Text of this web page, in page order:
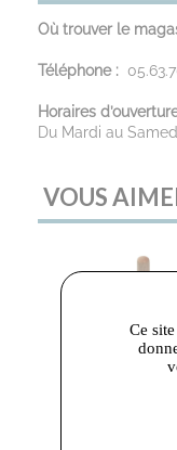
Où trouver le
Téléphone :
Horaires
Du Mardi au
VOUS
Ce